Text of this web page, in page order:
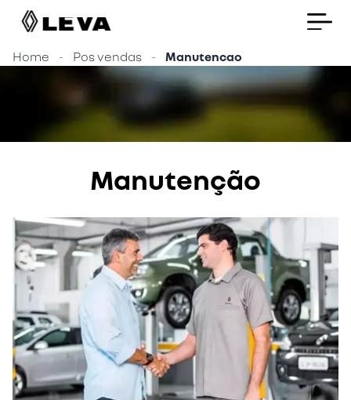
Home - Pos vendas - Manutencao
Manutenção